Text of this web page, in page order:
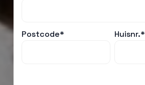
Postcode* Huisnr.*